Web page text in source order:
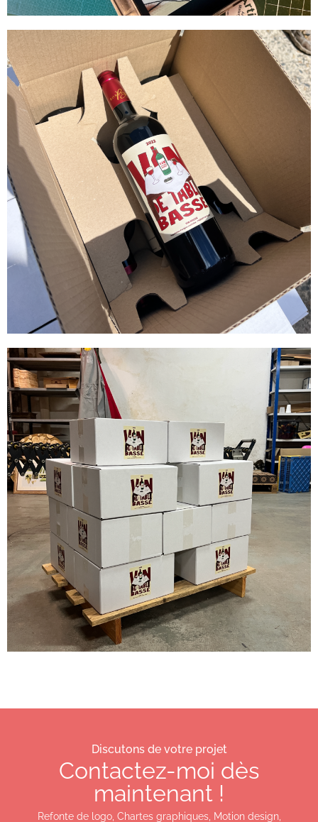
Discutons de votre projet
Contactez-moi dès
maintenant !
Refonte de logo, Chartes graphiques, Motion design,